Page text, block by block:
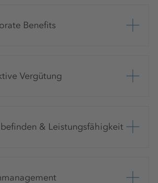
Benefits
Vergütung
& Leistungsfähigkeit